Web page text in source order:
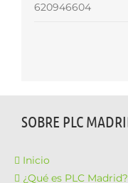
620946604
SOBRE PLC
Inicio
¿Qué es PLC Madrid?